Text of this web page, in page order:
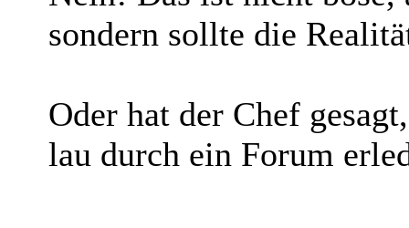
sondern sollte die
Oder hat der Chef
lau durch ein Forum